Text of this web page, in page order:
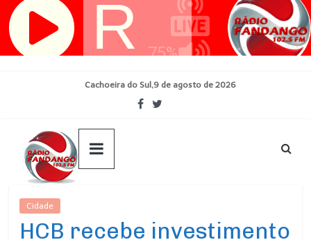
Pular
para
Cachoeira do Sul,9 de agosto de 2026
Cidade
HCB recebe investimento